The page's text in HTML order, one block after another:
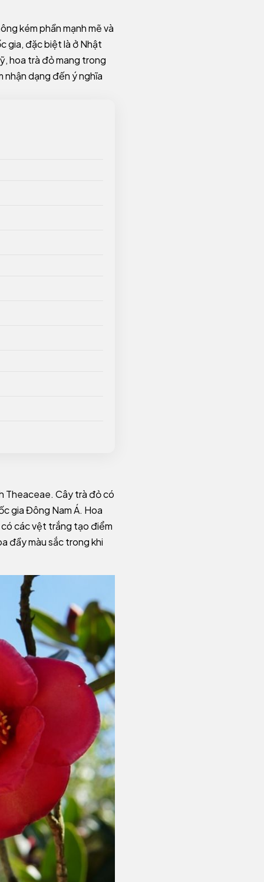
kém phần mạnh mẽ và
gia, đặc biệt là ở Nhật
hoa trà đỏ mang trong
nhận dạng đến ý nghĩa
Theaceae. Cây trà đỏ có
gia Đông Nam Á. Hoa
các vệt trắng tạo điểm
đầy màu sắc trong khi